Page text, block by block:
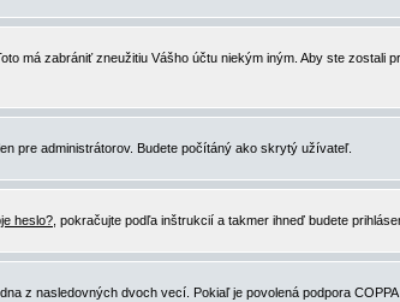
má zabrániť zneužitiu Vášho účtu niekým iným. Aby ste
pre administrátorov. Budete počítáný ako skrytý užívateľ.
heslo? , pokračujte podľa inštrukcií a takmer ihneď budete
z nasledovných dvoch vecí. Pokiaľ je povolená podpora